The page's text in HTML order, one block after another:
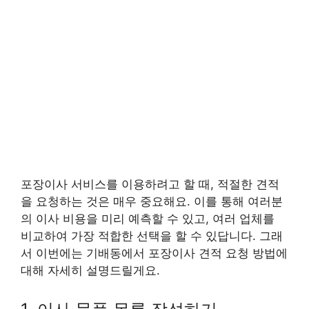
포장이사 서비스를 이용하려고 할 때, 적절한 견적
을 요청하는 것은 매우 중요해요. 이를 통해 여러분
의 이사 비용을 미리 예측할 수 있고, 여러 업체를
비교하여 가장 적합한 선택을 할 수 있답니다. 그래
서 이번에는 기배동에서 포장이사 견적 요청 방법에
대해 자세히 설명드릴게요.